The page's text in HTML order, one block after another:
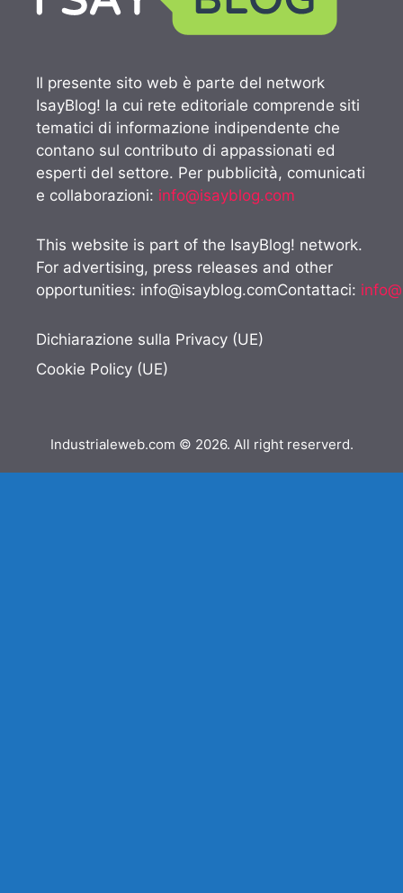
Il presente sito web è parte del network
IsayBlog! la cui rete editoriale comprende siti
tematici di informazione indipendente che
contano sul contributo di appassionati ed
esperti del settore. Per pubblicità, comunicati
e collaborazioni: info@isayblog.com
This website is part of the IsayBlog! network.
For advertising, press releases and other
opportunities: info@isayblog.comContattaci:
Dichiarazione sulla Privacy (UE)
Cookie Policy (UE)
Industrialeweb.com © 2026. All right reserverd.